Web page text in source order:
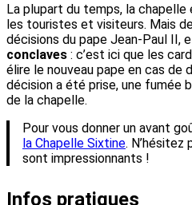
La plupart du temps, la
les touristes et visiteurs. Mais
décisions du pape Jean-Paul II,
conclaves : c’est ici que les
élire le nouveau pape en cas de
décision a été prise, une fumée
de la chapelle.
Pour vous donner un avant
la Chapelle Sixtine. N’hésitez
sont impressionnants !
Infos pratiques